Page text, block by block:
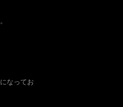
なってお